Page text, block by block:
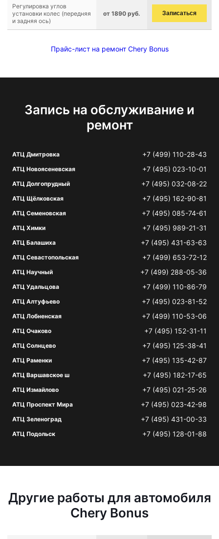
Регулировка углов
установки колес (передняя
и задняя ось)
от 1890 руб. Записаться
Прайс-лист на ремонт Chery Bonus
Запись на обслуживание и
ремонт
АТЦ Дмитровка +7 (499) 110-28-43
АТЦ Новоясеневская +7 (495) 023-10-01
АТЦ Долгопрудный +7 (495) 032-08-22
АТЦ Щёлковская +7 (495) 162-90-81
АТЦ Семеновская +7 (495) 085-74-61
АТЦ Химки +7 (495) 989-21-31
АТЦ Балашиха +7 (495) 431-63-63
АТЦ Севастопольская +7 (499) 653-72-12
АТЦ Научный +7 (499) 288-05-36
АТЦ Удальцова +7 (499) 110-86-79
АТЦ Алтуфьево +7 (495) 023-81-52
АТЦ Лобненская +7 (499) 110-53-06
АТЦ Очаково +7 (495) 152-31-11
АТЦ Солнцево +7 (495) 125-38-41
АТЦ Раменки +7 (495) 135-42-87
АТЦ Варшавское ш +7 (495) 182-17-65
АТЦ Измайлово +7 (495) 021-25-26
АТЦ Проспект Мира +7 (495) 023-42-98
АТЦ Зеленоград +7 (495) 431-00-33
АТЦ Подольск +7 (495) 128-01-88
Другие работы для автомобиля
Chery Bonus